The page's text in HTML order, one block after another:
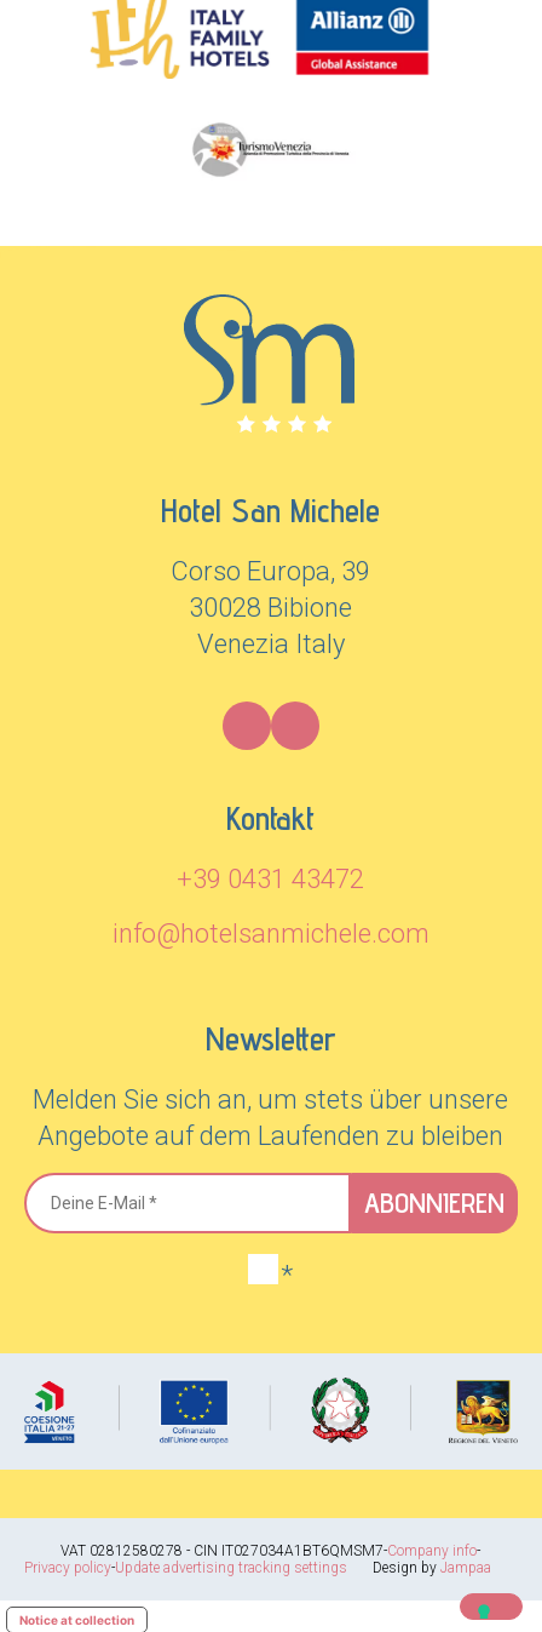
Hotel San Michele
Corso Europa, 39
30028 Bibione
Venezia Italy
Kontakt
+39 0431 43472
info@hotelsanmichele.com
Newsletter
Melden Sie sich an, um stets über unsere
Angebote auf dem Laufenden zu bleiben
*
ABONNIEREN
VAT 02812580278 - CIN IT027034A1BT6QMSM7-Company info-
Privacy policy-Update advertising tracking settings Design byJampaa
Notice at collection